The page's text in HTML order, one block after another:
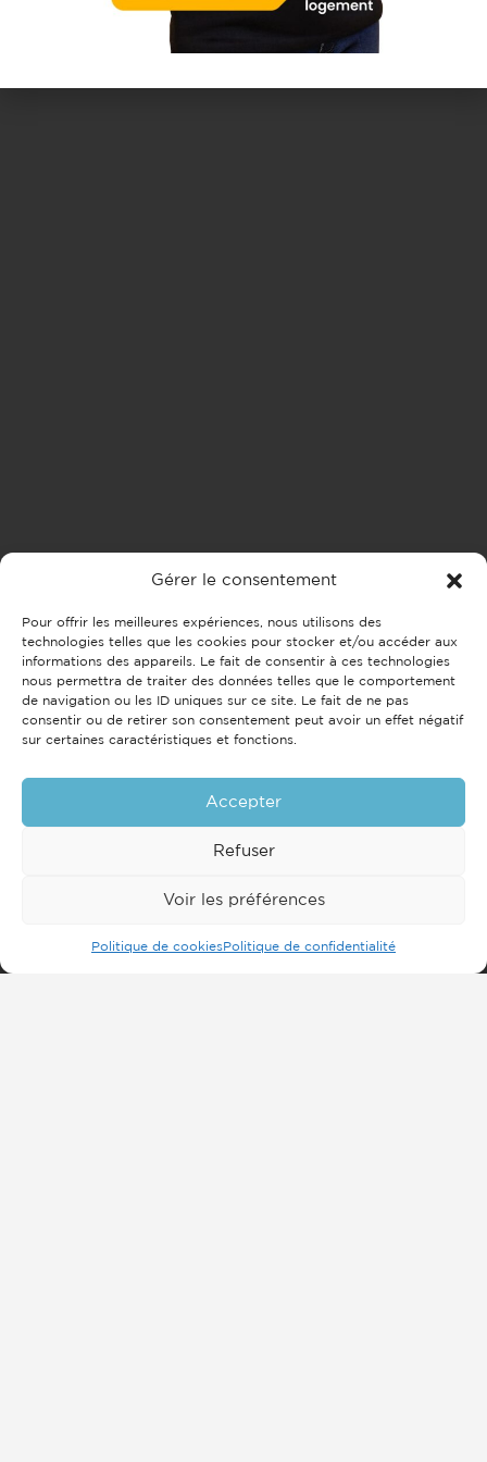
Gérer le consentement
Pour offrir les meilleures expériences, nous utilisons des
technologies telles que les cookies pour stocker et/ou accéder aux
informations des appareils. Le fait de consentir à ces technologies
nous permettra de traiter des données telles que le comportement
de navigation ou les ID uniques sur ce site. Le fait de ne pas
consentir ou de retirer son consentement peut avoir un effet négatif
sur certaines caractéristiques et fonctions.
Accepter
Refuser
Voir les préférences
Politique de cookiesPolitique de confidentialité